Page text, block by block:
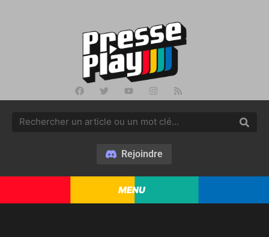
Rejoindre
MENU